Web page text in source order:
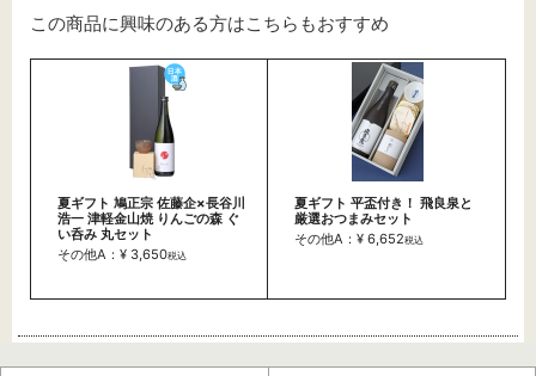
この商品に興味のある方はこちらもおすすめ
夏ギフト 鳩正宗 佐藤企×長谷川
浩一 津軽金山焼 りんごの森 ぐ
い呑み 丸セット
その他A：¥ 3,650税込
夏ギフト 平盃付き！ 飛良泉と
厳選おつまみセット
その他A：¥ 6,652税込